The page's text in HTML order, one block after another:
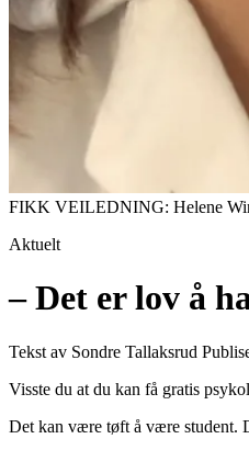
FIKK VEILEDNING: Helene
Aktuelt
– Det er lov å
Tekst av Sondre Tallaksrud
Visste du at du kan få gratis
Det kan være tøft å være student.